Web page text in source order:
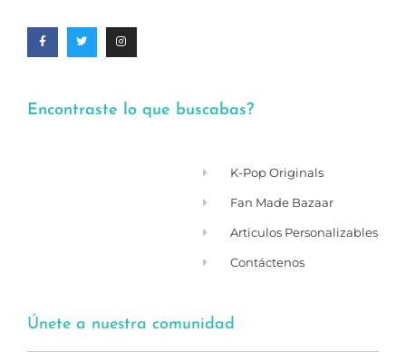
Encontraste lo que buscabas?
K-Pop Originals
Fan Made Bazaar
Articulos Personalizables
Contáctenos
Únete a nuestra comunidad